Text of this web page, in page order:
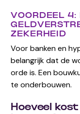
VOORDEEL 4:
ZEKERHEID
Voor banken en
belangrijk dat de
orde is. Een
te onderbouwen.
Hoeveel